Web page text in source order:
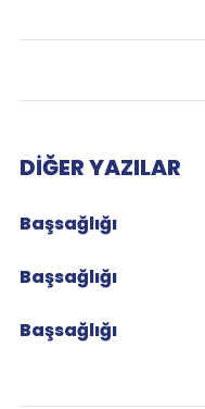
DIĞER YAZILAR
Başsağlığı
Başsağlığı
Başsağlığı